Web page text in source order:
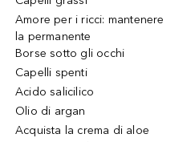
Amore per i ricci: mantenere
la permanente
Borse sotto gli occhi
Capelli spenti
Acido salicilico
Olio di argan
Acquista la crema di aloe